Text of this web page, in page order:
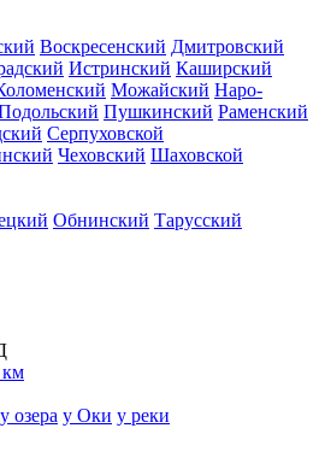
Воскресенский Дмитровский
Истринский Каширский
Можайский Наро-
Пушкинский Раменский
Серпуховской
Чеховский Шаховской
Обнинский Тарусский
км
у озера у Оки у реки